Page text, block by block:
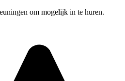
om mogelijk in te huren.